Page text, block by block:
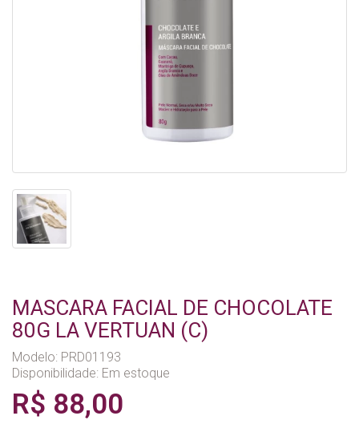
MASCARA FACIAL DE CHOCOLATE
80G LA VERTUAN (C)
Modelo: PRD01193
Disponibilidade: Em estoque
R$ 88,00